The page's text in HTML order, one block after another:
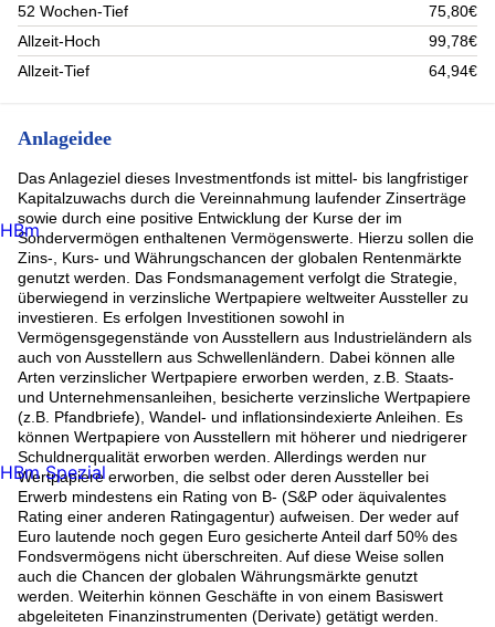
52 Wochen-Tief
75,80€
Allzeit-Hoch
99,78€
Allzeit-Tief
64,94€
Anlageidee
Das Anlageziel dieses Investmentfonds ist mittel- bis langfristiger
Kapitalzuwachs durch die Vereinnahmung laufender Zinserträge
sowie durch eine positive Entwicklung der Kurse der im
Sondervermögen enthaltenen Vermögenswerte. Hierzu sollen die
Zins-, Kurs- und Währungschancen der globalen Rentenmärkte
genutzt werden. Das Fondsmanagement verfolgt die Strategie,
überwiegend in verzinsliche Wertpapiere weltweiter Aussteller zu
investieren. Es erfolgen Investitionen sowohl in
Vermögensgegenstände von Ausstellern aus Industrieländern als
auch von Ausstellern aus Schwellenländern. Dabei können alle
Arten verzinslicher Wertpapiere erworben werden, z.B. Staats-
und Unternehmensanleihen, besicherte verzinsliche Wertpapiere
(z.B. Pfandbriefe), Wandel- und inflationsindexierte Anleihen. Es
können Wertpapiere von Ausstellern mit höherer und niedrigerer
Schuldnerqualität erworben werden. Allerdings werden nur
Wertpapiere erworben, die selbst oder deren Aussteller bei
Erwerb mindestens ein Rating von B- (S&P oder äquivalentes
Rating einer anderen Ratingagentur) aufweisen. Der weder auf
Euro lautende noch gegen Euro gesicherte Anteil darf 50% des
Fondsvermögens nicht überschreiten. Auf diese Weise sollen
auch die Chancen der globalen Währungsmärkte genutzt
werden. Weiterhin können Geschäfte in von einem Basiswert
abgeleiteten Finanzinstrumenten (Derivate) getätigt werden.
HBm
HBm Spezial